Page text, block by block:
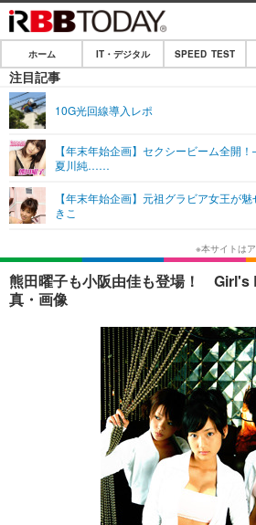
ホーム
IT・デジタル
ネタ
ショッピング
SPEED TEST
エンタメ
エンタメTOP
音楽
ショッピング
ライフ
ライフTOP
ペット
その他
リリース一覧
プッシュ通知の停止方法
ホーム IT・デジタル SPEED TEST
注目記事
10G光回線導入レポ
【年末年始企画】セクシービーム全開
夏川純……
【年末年始企画】元祖グラビア女王が
きこ
熊田曜子も小阪由佳も登場！ Girl's
真・画像